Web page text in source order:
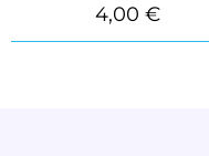
4,00€